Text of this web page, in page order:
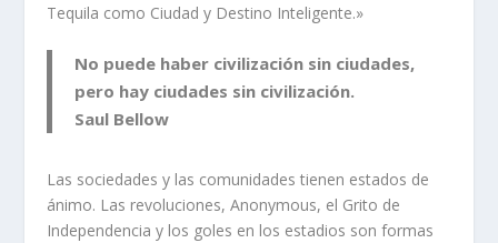
Tequila como Ciudad y Destino Inteligente.»
No puede haber civilización sin ciudades,
pero hay ciudades sin civilización.
Saul Bellow
Las sociedades y las comunidades tienen estados de
ánimo. Las revoluciones, Anonymous, el Grito de
Independencia y los goles en los estadios son formas